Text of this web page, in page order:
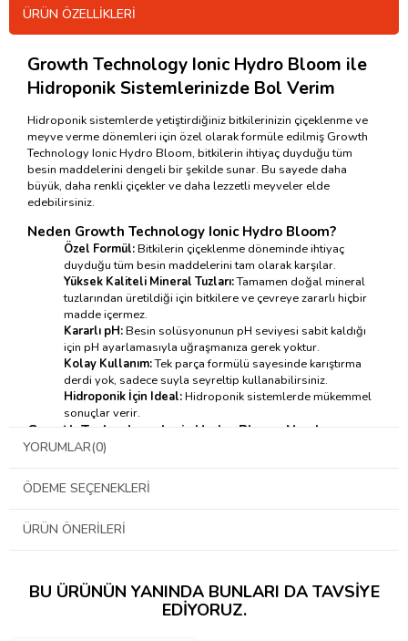
ÜRÜN ÖZELLIKLERI
Growth Technology Ionic Hydro Bloom ile
Hidroponik Sistemlerinizde Bol Verim
Hidroponik sistemlerde yetiştirdiğiniz bitkilerinizin çiçeklenme ve
meyve verme dönemleri için özel olarak formüle edilmiş Growth
Technology Ionic Hydro Bloom, bitkilerin ihtiyaç duyduğu tüm
besin maddelerini dengeli bir şekilde sunar. Bu sayede daha
büyük, daha renkli çiçekler ve daha lezzetli meyveler elde
edebilirsiniz.
Neden Growth Technology Ionic Hydro Bloom?
Özel Formül:Bitkilerin çiçeklenme döneminde ihtiyaç
duyduğu tüm besin maddelerini tam olarak karşılar.
Yüksek Kaliteli Mineral Tuzları:Tamamen doğal mineral
tuzlarından üretildiği için bitkilere ve çevreye zararlı hiçbir
madde içermez.
Kararlı pH:Besin solüsyonunun pH seviyesi sabit kaldığı
için pH ayarlamasıyla uğraşmanıza gerek yoktur.
Kolay Kullanım:Tek parça formülü sayesinde karıştırma
derdi yok, sadece suyla seyreltip kullanabilirsiniz.
Hidroponik İçin Ideal:Hidroponik sistemlerde mükemmel
sonuçlar verir.
Growth Technology Ionic Hydro Bloom
Nasıl
Kullanılır?
YORUMLAR(0)
ÖDEME SEÇENEKLERI
ÜRÜN ÖNERILERI
BU ÜRÜNÜN YANINDA BUNLARI DA TAVSIYE
EDIYORUZ.